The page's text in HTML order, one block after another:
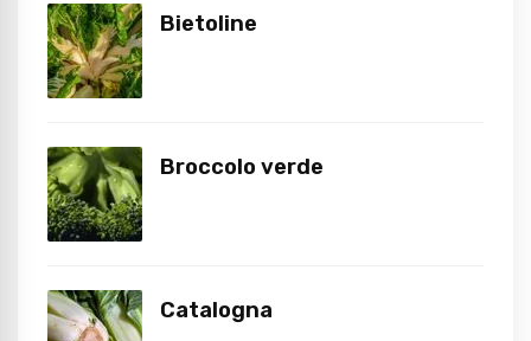
Bietoline
Broccolo verde
Catalogna